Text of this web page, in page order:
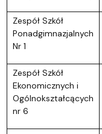
Zespół Szkół
Ponadgimnazjalnych
Nr 1
Zespół Szkół
Ekonomicznych i
Ogólnokształcących
nr 6